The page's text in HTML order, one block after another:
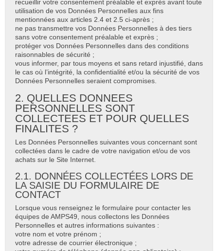
recueillir votre consentement préalable et exprès avant toute
utilisation de vos Données Personnelles aux fins
mentionnées aux articles 2.4 et 2.5 ci-après ;
ne pas transmettre vos Données Personnelles à des tiers
sans votre consentement préalable et exprès ;
protéger vos Données Personnelles dans des conditions
raisonnables de sécurité ;
vous informer, par tous moyens et sans retard injustifié, dans
le cas où l’intégrité, la confidentialité et/ou la sécurité de vos
Données Personnelles seraient compromises.
2. QUELLES DONNEES
PERSONNELLES SONT
COLLECTEES ET POUR QUELLES
FINALITES ?
Les Données Personnelles suivantes vous concernant sont
collectées dans le cadre de votre navigation et/ou de vos
achats sur le Site Internet.
2.1. DONNÉES COLLECTÉES LORS DE
LA SAISIE DU FORMULAIRE DE
CONTACT
Lorsque vous renseignez le formulaire pour contacter les
équipes de AMPS49, nous collectons les Données
Personnelles et autres informations suivantes :
votre nom et votre prénom ;
votre adresse de courrier électronique ;